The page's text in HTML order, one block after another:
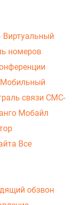
Виртуальный
номеров
Мобильный
связи СМС-
Мобайл
Все
обзвон